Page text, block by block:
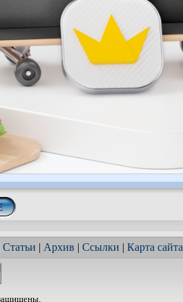
Статьи | Архив | Ссылки | Карта сайта